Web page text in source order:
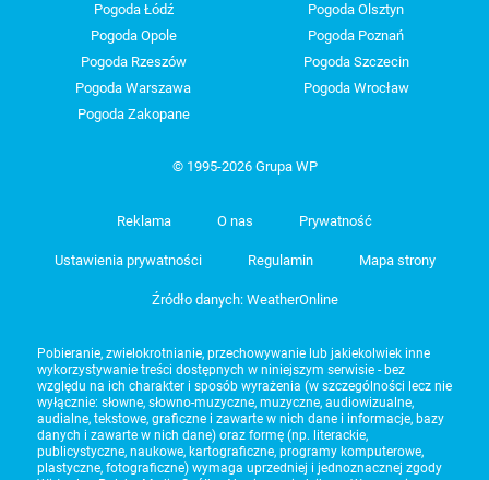
Pogoda Łódź
Pogoda Olsztyn
Pogoda Opole
Pogoda Poznań
Pogoda Rzeszów
Pogoda Szczecin
Pogoda Warszawa
Pogoda Wrocław
Pogoda Zakopane
© 1995-2026 Grupa WP
Reklama O nas Prywatność
Ustawienia prywatności Regulamin Mapa strony
Źródło danych: WeatherOnline
Pobieranie, zwielokrotnianie, przechowywanie lub jakiekolwiek inne
wykorzystywanie treści dostępnych w niniejszym serwisie - bez
względu na ich charakter i sposób wyrażenia (w szczególności lecz nie
wyłącznie: słowne, słowno-muzyczne, muzyczne, audiowizualne,
audialne, tekstowe, graficzne i zawarte w nich dane i informacje, bazy
danych i zawarte w nich dane) oraz formę (np. literackie,
publicystyczne, naukowe, kartograficzne, programy komputerowe,
plastyczne, fotograficzne) wymaga uprzedniej i jednoznacznej zgody